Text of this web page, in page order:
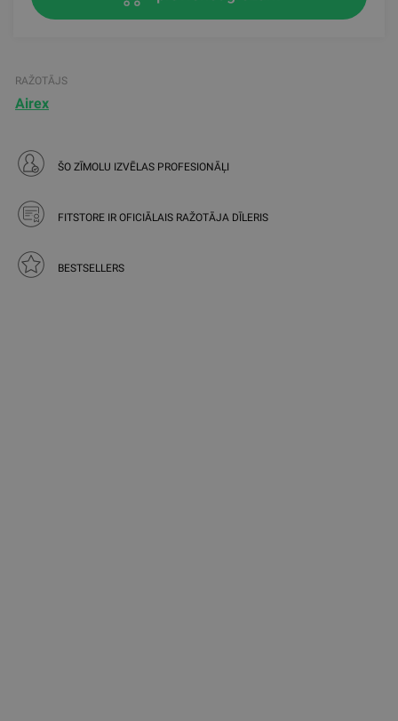
RAŽOTĀJS
Airex
ŠO ZĪMOLU IZVĒLAS PROFESIONĀĻI
FITSTORE IR OFICIĀLAIS RAŽOTĀJA DĪLERIS
BESTSELLERS